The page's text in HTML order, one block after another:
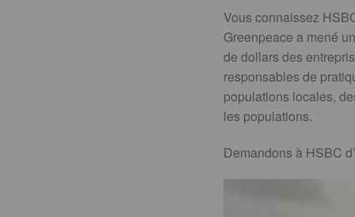
Vous connaissez
Greenpeace a mené
de dollars des
responsables de
populations locales,
les populations.
Demandons à HSBC